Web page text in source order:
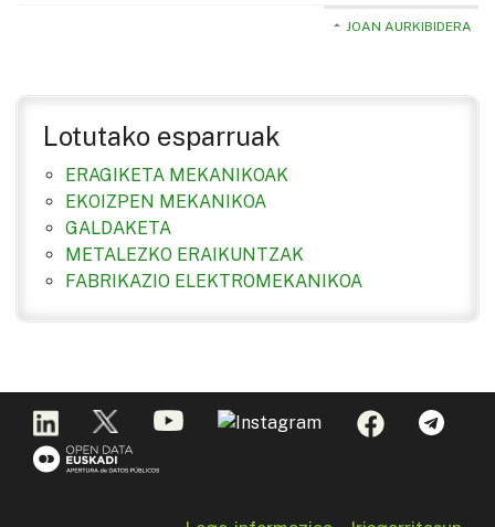
JOAN AURKIBIDERA
Lotutako esparruak
ERAGIKETA MEKANIKOAK
EKOIZPEN MEKANIKOA
GALDAKETA
METALEZKO ERAIKUNTZAK
FABRIKAZIO ELEKTROMEKANIKOA